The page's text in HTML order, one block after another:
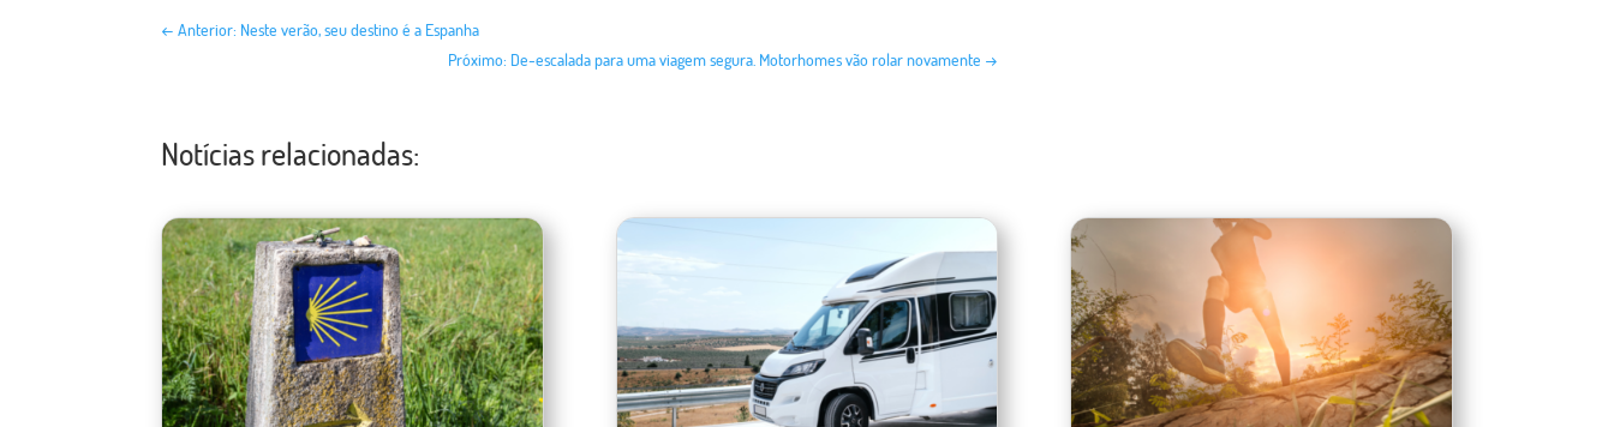
←Anterior: Neste verão, seu destino é a Espanha
Próximo: De-escalada para uma viagem segura. Motorhomes vão rolar novamente →
Notícias relacionadas: